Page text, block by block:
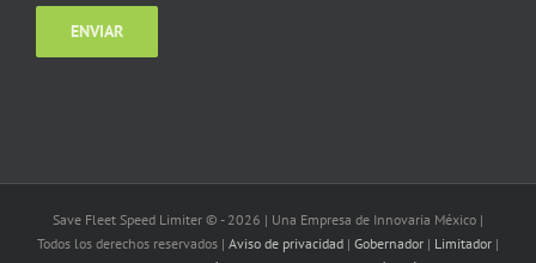
Save Fleet Speed Limiter © - 2026 | Una Empresa de Innovaria México |
Todos los derechos reservados | Aviso de privacidad | Gobernador | Limitador |